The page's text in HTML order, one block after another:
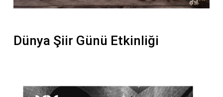
Dünya Şiir Günü Etkinliği